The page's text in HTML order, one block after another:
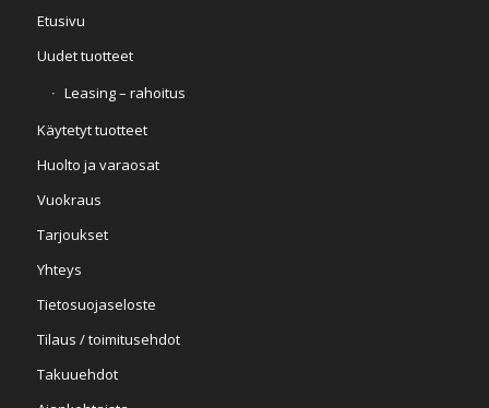
Etusivu
Uudet tuotteet
Leasing – rahoitus
Käytetyt tuotteet
Huolto ja varaosat
Vuokraus
Tarjoukset
Yhteys
Tietosuojaseloste
Tilaus / toimitusehdot
Takuuehdot